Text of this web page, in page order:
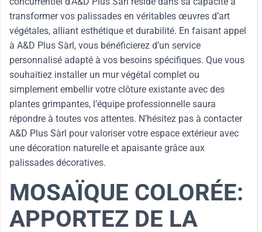
transformer vos palissades en véritables œuvres d’art
végétales, alliant esthétique et durabilité. En faisant appel
à A&D Plus Sàrl, vous bénéficierez d’un service
personnalisé adapté à vos besoins spécifiques. Que vous
souhaitiez installer un mur végétal complet ou
simplement embellir votre clôture existante avec des
plantes grimpantes, l’équipe professionnelle saura
répondre à toutes vos attentes. N’hésitez pas à contacter
A&D Plus Sàrl pour valoriser votre espace extérieur avec
une décoration naturelle et apaisante grâce aux
palissades décoratives.
MOSAÏQUE COLORÉE:
APPORTEZ DE LA